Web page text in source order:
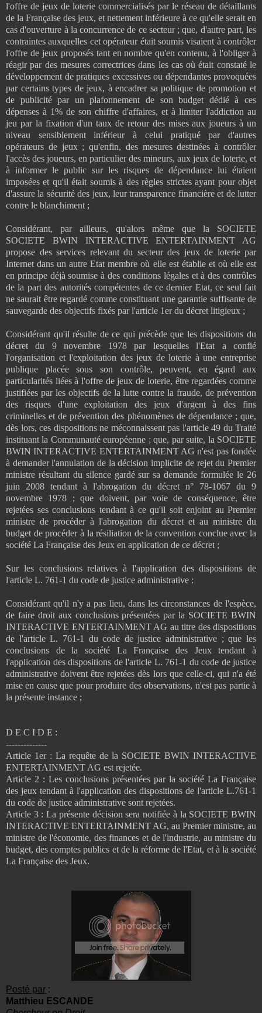
l'offre de jeux de loterie commercialisés par le réseau de détaillants
de la Française des jeux, et nettement inférieure à ce qu'elle serait en
cas d'ouverture à la concurrence de ce secteur ; que, d'autre part, les
contraintes auxquelles cet opérateur était soumis visaient à contrôler
l'offre de jeux proposés tant en nombre qu'en contenu, à l'obliger à
réagir par des mesures correctrices dans les cas où était constaté le
développement de pratiques excessives ou dépendantes provoquées
par certains types de jeux, à encadrer sa politique de promotion et
de publicité par un plafonnement de son budget dédié à ces
dépenses à 1% de son chiffre d'affaires, et à limiter l'addiction au
jeu par la fixation d'un taux de retour des mises aux joueurs à un
niveau sensiblement inférieur à celui pratiqué par d'autres
opérateurs de jeux ; qu'enfin, des mesures destinées à contrôler
l'accès des joueurs, en particulier des mineurs, aux jeux de loterie, et
à informer le public sur les risques de dépendance lui étaient
imposées et qu'il était soumis à des règles strictes ayant pour objet
d'assure la sécurité des jeux, leur transparence financière et de lutter
contre le blanchiment ;
Considérant, par ailleurs, qu'alors même que la SOCIETE
SOCIETE BWIN INTERACTIVE ENTERTAINMENT AG
propose des services relevant du secteur des jeux de loterie par
Internet dans un autre Etat membre où elle est établie et où elle est
en principe déjà soumise à des conditions légales et à des contrôles
de la part des autorités compétentes de ce dernier Etat, ce seul fait
ne saurait être regardé comme constituant une garantie suffisante de
sauvegarde des objectifs fixés par l'article 1er du décret litigieux ;
Considérant qu'il résulte de ce qui précède que les dispositions du
décret du 9 novembre 1978 par lesquelles l'Etat a confié
l'organisation et l'exploitation des jeux de loterie à une entreprise
publique placée sous son contrôle, peuvent, eu égard aux
particularités liées à l'offre de jeux de loterie, être regardées comme
justifiées par les objectifs de la lutte contre la fraude, de prévention
des risques d'une exploitation des jeux d'argent à des fins
criminelles et de prévention des phénomènes de dépendance ; que,
dès lors, ces dispositions ne méconnaissent pas l'article 49 du Traité
instituant la Communauté européenne ; que, par suite, la SOCIETE
BWIN INTERACTIVE ENTERTAINMENT AG n'est pas fondée
à demander l'annulation de la décision implicite de rejet du Premier
ministre résultant du silence gardé sur sa demande formulée le 26
juin 2008 tendant à l'abrogation du décret n° 78-1067 du 9
novembre 1978 ; que doivent, par voie de conséquence, être
rejetées ses conclusions tendant à ce qu'il soit enjoint au Premier
ministre de procéder à l'abrogation du décret et au ministre du
budget de procéder à la résiliation de la convention conclue avec la
société La Française des Jeux en application de ce décret ;
Sur les conclusions relatives à l'application des dispositions de
l'article L. 761-1 du code de justice administrative :
Considérant qu'il n'y a pas lieu, dans les circonstances de l'espèce,
de faire droit aux conclusions présentées par la SOCIETE BWIN
INTERACTIVE ENTERTAINMENT AG au titre des dispositions
de l'article L. 761-1 du code de justice administrative ; que les
conclusions de la société La Française des Jeux tendant à
l'application des dispositions de l'article L. 761-1 du code de justice
administrative doivent être rejetées dès lors que celle-ci, qui n'a été
mise en cause que pour produire des observations, n'est pas partie à
la présente instance ;
D E C I D E :
--------------
Article 1er : La requête de la SOCIETE BWIN INTERACTIVE
ENTERTAINMENT AG est rejetée.
Article 2 : Les conclusions présentées par la société La Française
des jeux tendant à l'application des dispositions de l'article L.761-1
du code de justice administrative sont rejetées.
Article 3 : La présente décision sera notifiée à la SOCIETE BWIN
INTERACTIVE ENTERTAINMENT AG, au Premier ministre, au
ministre de l'économie, des finances et de l'industrie, au ministre du
budget, des comptes publics et de la réforme de l'Etat, et à la société
La Française des Jeux.
Posté par :
Matthieu ESCANDE